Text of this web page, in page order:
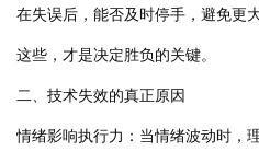
在失误后，能否及时停手，避免更
这些，才是决定胜负的关键。
二、技术失效的真正原因
情绪影响执行力：当情绪波动时，